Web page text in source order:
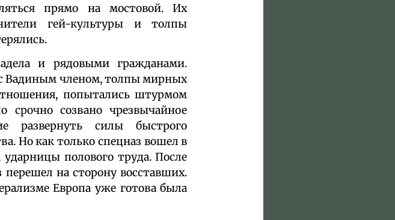
прямо на мостовой. Их
гей-культуры и толпы
и рядовыми гражданами.
с Вадиным членом, толпы мирных
попытались штурмом
срочно созвано чрезвычайное
развернуть силы быстрого
Но как только спецназ вошел в
ударницы полового труда. После
на сторону восставших.
Европа уже готова была